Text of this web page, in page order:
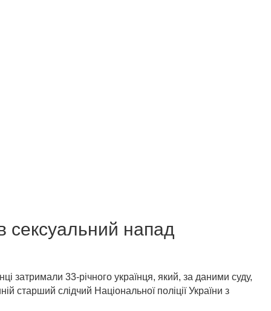
сексуальний напад
затримали 33-річного українця, який, за даними суду,
старший слідчий Національної поліції України з